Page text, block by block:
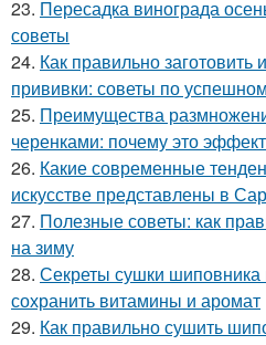
23. Пересадка винограда
советы
24. Как правильно заготовить
прививки: советы по
25. Преимущества
черенками: почему это
26. Какие современные
искусстве представлены в
27. Полезные советы: как
на зиму
28. Секреты сушки шиповника
сохранить витамины и аромат
29. Как правильно сушить